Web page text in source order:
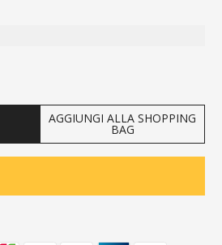
AGGIUNGI ALLA SHOPPING
BAG